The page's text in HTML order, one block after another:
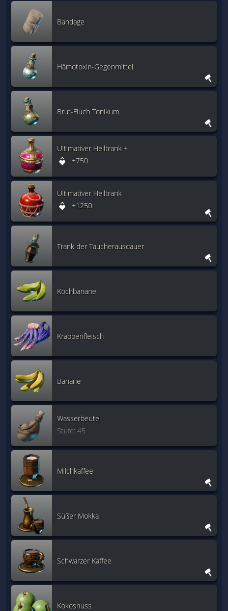
Bandage
Hämotoxin-Gegenmittel
Brut-Fluch Tonikum
Ultimativer Heiltrank +
+750
Ultimativer Heiltrank
+1250
Trank der Taucherausdauer
Kochbanane
Krabbenfleisch
Banane
Wasserbeutel
Stufe: 45
Milchkaffee
Süßer Mokka
Schwarzer Kaffee
Kokosnuss